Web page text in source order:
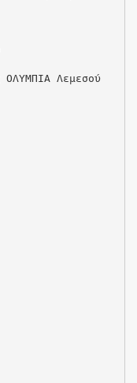
ΟΛΥΜΠΙΑ Λεμεσού